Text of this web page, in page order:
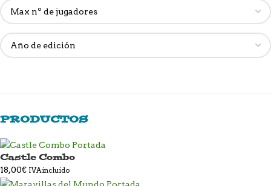
PRODUCTOS
Castle Combo
18,00€ IVA incluido